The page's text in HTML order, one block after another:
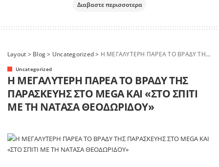
Διαβαστε περισσοτερα
Layout > Blog> Uncategorized> Η ΜΕΓΑΛΥΤΕΡΗ ΠΑΡΕΑ ΤΟ ΒΡΑΔΥ ΤΗΣ ΠΑΡΑΣΚΕΥΗΣ ΣΤΟ MEGA KAI «ΣΤΟ ΣΠΙΤΙ ΜΕ ΤΗ ΝΑΤΑΣΑ ΘΕΟΔΩΡΙΔΟΥ»
Uncategorized
Η ΜΕΓΑΛΥΤΕΡΗ ΠΑΡΕΑ ΤΟ ΒΡΑΔΥ ΤΗΣ
ΠΑΡΑΣΚΕΥΗΣ ΣΤΟ MEGA KAI «ΣΤΟ ΣΠΙΤΙ
ΜΕ ΤΗ ΝΑΤΑΣΑ ΘΕΟΔΩΡΙΔΟΥ»